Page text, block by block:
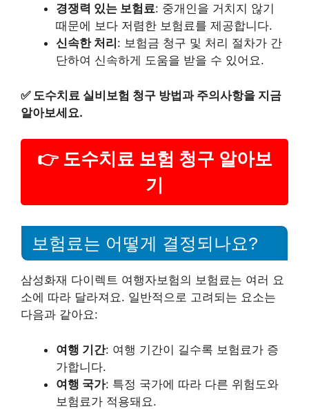
경쟁력 있는 보험료: 중개인을 거치지 않기
때문에 보다 저렴한 보험료를 제공합니다.
신속한 처리 : 보험금 청구 및 처리 절차가 간
단하여 신속하게 도움을 받을 수 있어요.
✅ 도수치료 실비보험 청구 방법과 주의사항을 지금
알아보세요.
👉 도수치료 보험 청구 알아보
기
보험료는 어떻게 결정되나요?
삼성화재 다이렉트 여행자보험의 보험료는 여러 요
소에 따라 달라져요. 일반적으로 고려되는 요소는
다음과 같아요:
여행 기간: 여행 기간이 길수록 보험료가 증
가합니다.
여행 국가: 특정 국가에 따라 다른 위험도와
보험료가 적용돼요.